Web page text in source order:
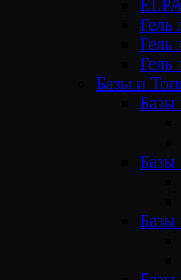
Гель
Гель
Гель
Базы и
Базы
Базы
Базы